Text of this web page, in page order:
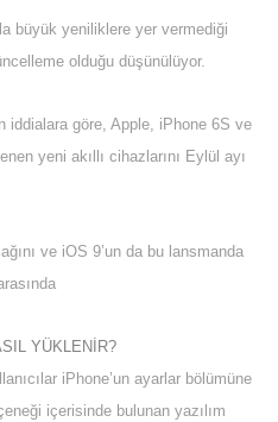
büyük yeniliklere yer vermediği
olduğu düşünülüyor.
iddialara göre, Apple, iPhone 6S ve
yeni akıllı cihazlarını Eylül ayı
ve iOS 9’un da bu lansmanda
YÜKLENİR?
iPhone’un ayarlar bölümüne
içerisinde bulunan yazılım